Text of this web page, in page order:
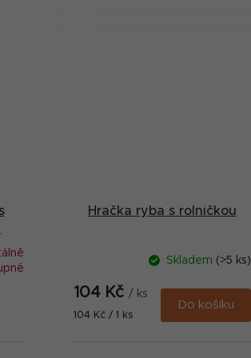
Hračka ryba s rolničkou
Skladem (>5 ks)
104 Kč / ks
Měrná
104 Kč / 1 ks
Do košíku